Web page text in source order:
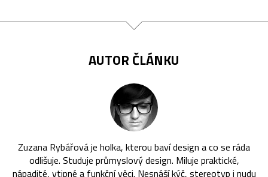
AUTOR ČLÁNKU
Zuzana Rybářová je holka, kterou baví design a co se ráda
odlišuje. Studuje průmyslový design. Miluje praktické,
nápadité, vtipné a funkční věci. Nesnáší kýč, stereotyp i nudu